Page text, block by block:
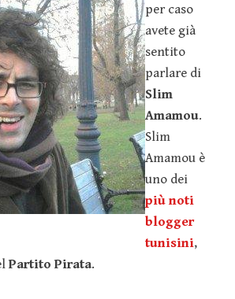
per caso
avete già
sentito
parlare di
Slim
Amamou.
Slim
Amamou è
uno dei
più noti
blogger
tunisini,
Partito Pirata.